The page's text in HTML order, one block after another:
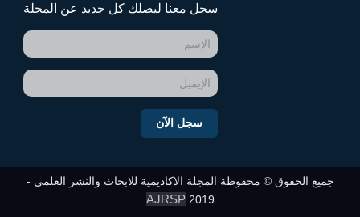
سجل معنا ليصلك كل جديد عن المجلة
سجل الآن
جميع الحقوق © محفوظة المجلة الاكاديمية للابحاث والنشر العلمي -
2019
AJRSP